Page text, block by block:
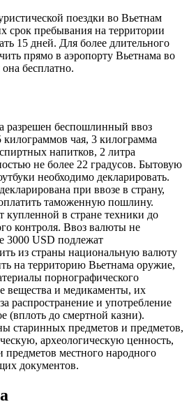
поездки во Вьетнам
срок пребывания на территории
15 дней. Для более длительного
прямо в аэропорту Вьетнама во
бесплатно.
разрешен беспошлинный ввоз
чая, 3 килограмма
напитков, 2 литра
не более 22 градусов. Бытовую
необходимо декларировать.
при ввозе в страну,
таможенную пошлину.
купленной в стране техники до
контроля. Ввоз валюты не
3000 USD подлежат
из страны национальную валюту
на территорию Вьетнама оружие,
порнографического
вещества и медикаменты, их
распространение и употребление
(вплоть до смертной казни).
старинных предметов и предметов,
археологическую ценность,
местного народного
документов.